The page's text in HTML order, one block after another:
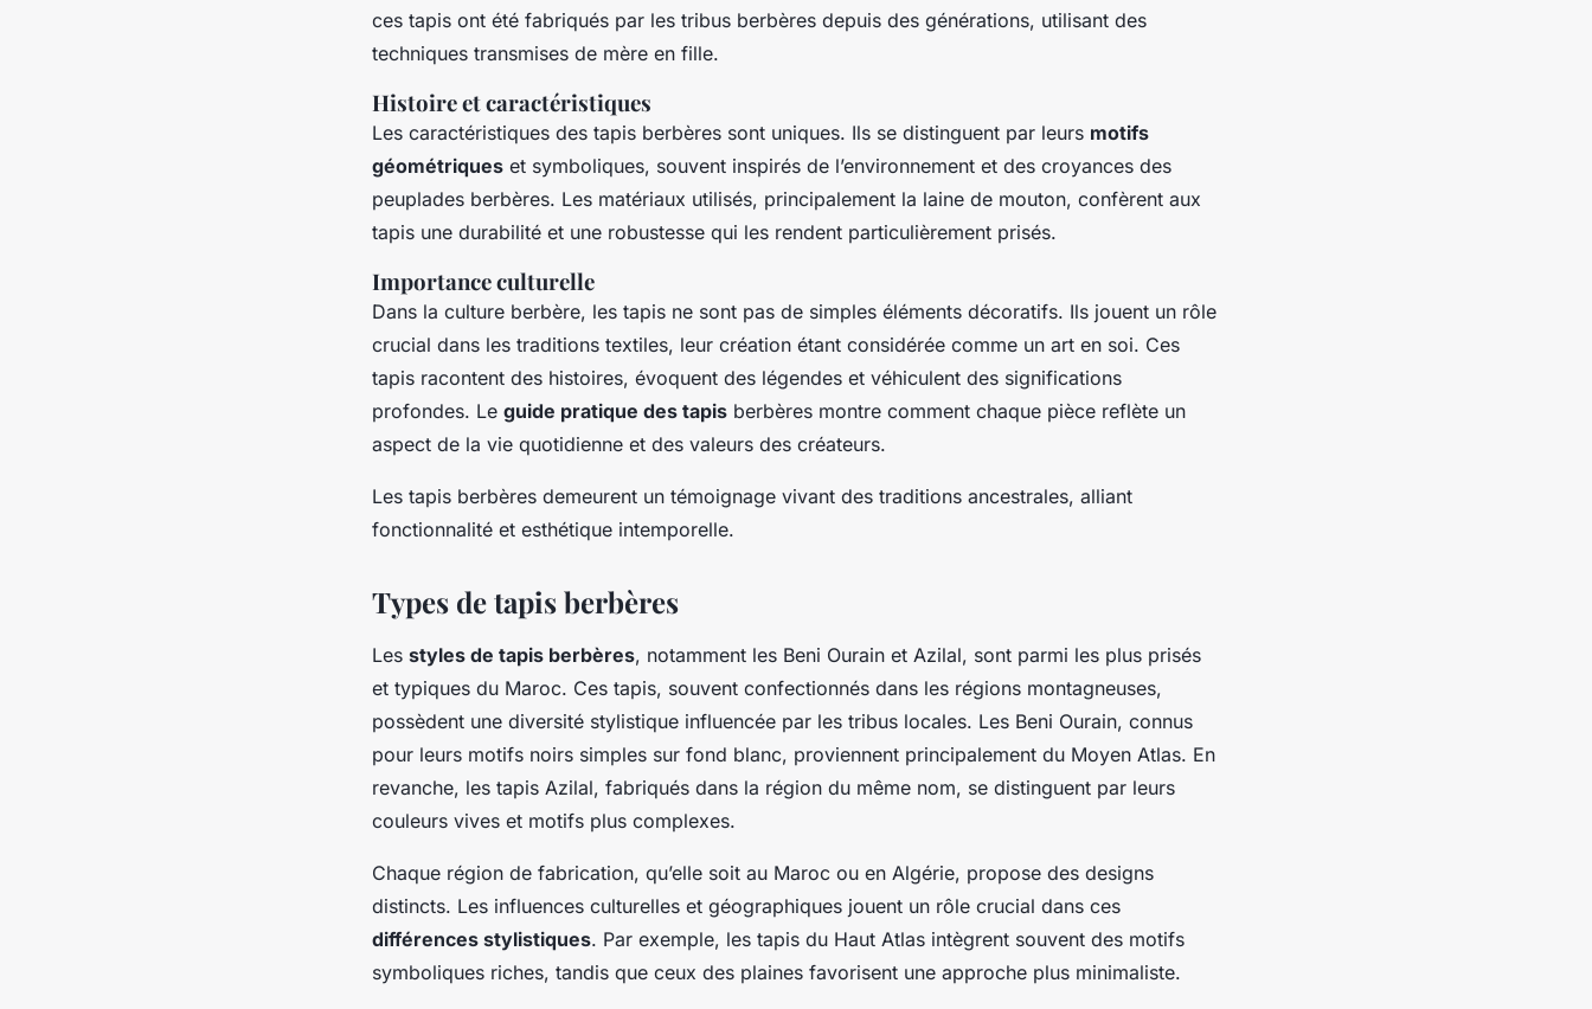
ces tapis ont été fabriqués par les tribus berbères depuis des générations, utilisant des
techniques transmises de mère en fille.
Histoire et caractéristiques
Les caractéristiques des tapis berbères sont uniques. Ils se distinguent par leurs motifs
géométriques et symboliques, souvent inspirés de l’environnement et des croyances des
peuplades berbères. Les matériaux utilisés, principalement la laine de mouton, confèrent aux
tapis une durabilité et une robustesse qui les rendent particulièrement prisés.
Importance culturelle
Dans la culture berbère, les tapis ne sont pas de simples éléments décoratifs. Ils jouent un rôle
crucial dans les traditions textiles, leur création étant considérée comme un art en soi. Ces
tapis racontent des histoires, évoquent des légendes et véhiculent des significations
profondes. Le guide pratique des tapis berbères montre comment chaque pièce reflète un
aspect de la vie quotidienne et des valeurs des créateurs.
Les tapis berbères demeurent un témoignage vivant des traditions ancestrales, alliant
fonctionnalité et esthétique intemporelle.
Types de tapis berbères
Les styles de tapis berbères, notamment les Beni Ourain et Azilal, sont parmi les plus prisés
et typiques du Maroc. Ces tapis, souvent confectionnés dans les régions montagneuses,
possèdent une diversité stylistique influencée par les tribus locales. Les Beni Ourain, connus
pour leurs motifs noirs simples sur fond blanc, proviennent principalement du Moyen Atlas. En
revanche, les tapis Azilal, fabriqués dans la région du même nom, se distinguent par leurs
couleurs vives et motifs plus complexes.
Chaque région de fabrication, qu’elle soit au Maroc ou en Algérie, propose des designs
distincts. Les influences culturelles et géographiques jouent un rôle crucial dans ces
différences stylistiques. Par exemple, les tapis du Haut Atlas intègrent souvent des motifs
symboliques riches, tandis que ceux des plaines favorisent une approche plus minimaliste.